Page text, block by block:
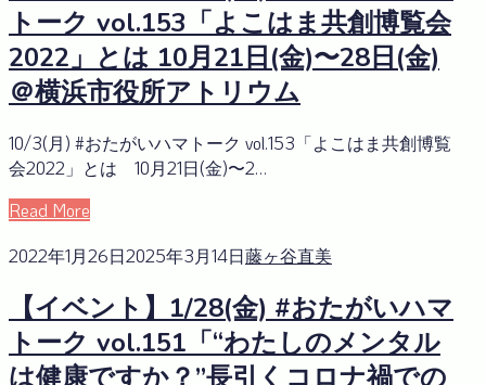
トーク vol.153「よこはま共創博覧会
2022」とは 10月21日(金)〜28日(金)
＠横浜市役所アトリウム
10/3(月) #おたがいハマトーク vol.153「よこはま共創博覧
会2022」とは 10月21日(金)〜2…
Read More
2022年1月26日2025年3月14日藤ヶ谷直美
【イベント】1/28(金) #おたがいハマ
トーク vol.151「“わたしのメンタル
は健康ですか？”長引くコロナ禍での